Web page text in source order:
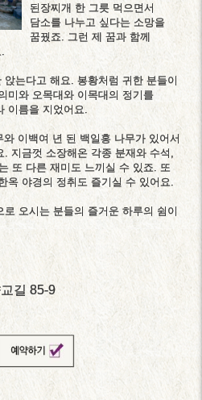
된장찌개 한 그릇 먹으면서
담소를 나누고 싶다는 소망을
꿈꿨죠. 그런 제 꿈과 함께
는다고 해요. 봉황처럼 귀한 분들이
미와 오목대와 이목대의 정기를
이름을 지었어요.
이백여 년 된 백일홍 나무가 있어서
지금껏 소장해온 각종 분재와 수석,
또 다른 재미도 느끼실 수 있죠. 또
옥 야경의 정취도 즐기실 수 있어요.
오시는 분들의 즐거운 하루의 쉼이
길 85-9